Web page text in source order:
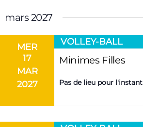
mars 2027
MER
17
MAR
2027
VOLLEY-BALL
Minimes Filles
Pas de lieu pour l'instant